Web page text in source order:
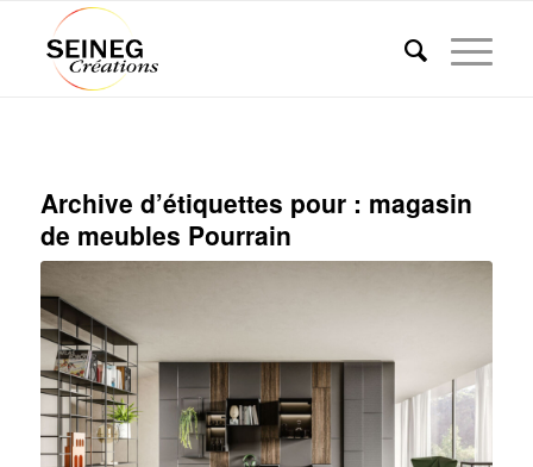
Archive d’étiquettes pour : magasin
de meubles Pourrain